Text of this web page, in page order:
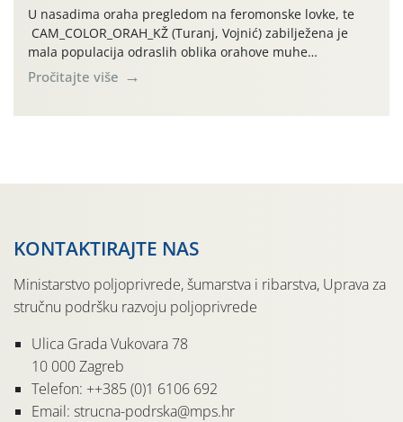
U nasadima oraha pregledom na feromonske lovke, te
CAM_COLOR_ORAH_KŽ (Turanj, Vojnić) zabilježena je
mala populacija odraslih oblika orahove muhe
(Rhagoletis completa). Niska brojnost može se objasniti
činjenicom da je riječ o mladim nasadima s vrlo malim
Pročitajte više
KONTAKTIRAJTE NAS
Ministarstvo poljoprivrede, šumarstva i ribarstva, Uprava za
stručnu podršku razvoju poljoprivrede
Ulica Grada Vukovara 78
10 000 Zagreb
Telefon: ++385 (0)1 6106 692
Email: strucna-podrska@mps.hr